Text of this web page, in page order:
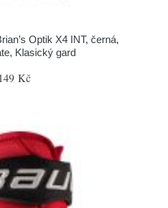
Optik X4 INT, černá,
Klasický gard
Kč